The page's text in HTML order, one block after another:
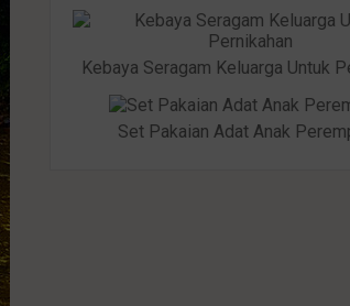
Kebaya Seragam Keluarga Untuk
Set Pakaian Adat Anak